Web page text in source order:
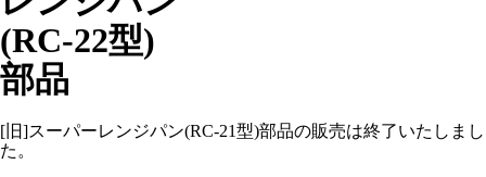
(RC-22型)
部品
[旧]スーパーレンジパン(RC-21型)部品の販売は終了いたしまし
た。